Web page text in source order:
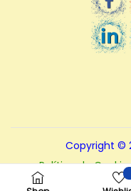
Copyright ©
Política de
Políticas de